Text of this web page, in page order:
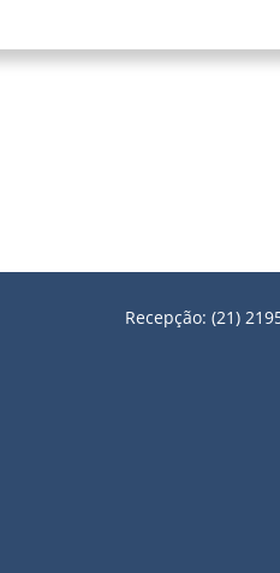
Recepção: (21)